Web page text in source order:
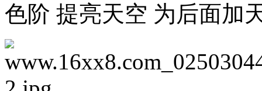
色阶 提亮天空 为后面加